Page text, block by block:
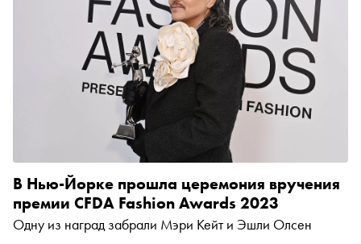
В Нью-Йорке прошла церемония вручения
премии CFDA Fashion Awards 2023
Одну из наград забрали Мэри Кейт и Эшли Олсен